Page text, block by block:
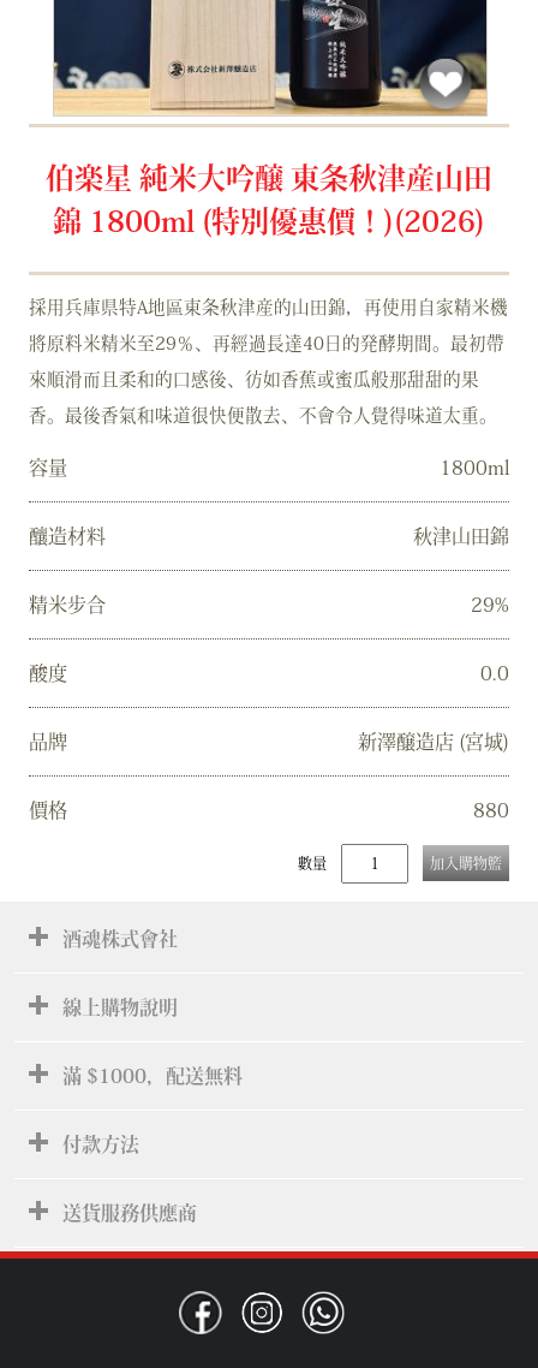
數量 加入購物籃
伯楽星 純米大吟醸 東条秋津産山田
錦 1800ml (特別優惠價！)(2026)
採用兵庫県特A地區東条秋津産的山田錦，再使用自家精米機
將原料米精米至29％、再經過長達40日的発酵期間。最初帶
來順滑而且柔和的口感後、彷如香蕉或蜜瓜般那甜甜的果
香。最後香氣和味道很快便散去、不會令人覺得味道太重。
容量 1800ml
釀造材料 秋津山田錦
精米步合 29%
酸度 0.0
品牌 新澤醸造店 (宮城)
價格 880
酒魂株式會社
線上購物說明
滿 $1000，配送無料
付款方法
送貨服務供應商